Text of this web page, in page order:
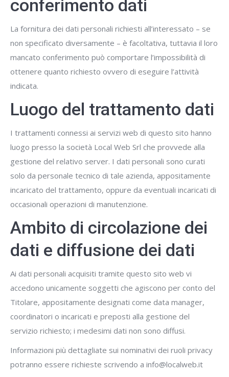
conferimento dati
La fornitura dei dati personali richiesti all’interessato – se
non specificato diversamente – è facoltativa, tuttavia il loro
mancato conferimento può comportare l’impossibilità di
ottenere quanto richiesto ovvero di eseguire l’attività
indicata.
Luogo del trattamento dati
I trattamenti connessi ai servizi web di questo sito hanno
luogo presso la società Local Web Srl che provvede alla
gestione del relativo server. I dati personali sono curati
solo da personale tecnico di tale azienda, appositamente
incaricato del trattamento, oppure da eventuali incaricati di
occasionali operazioni di manutenzione.
Ambito di circolazione dei
dati e diffusione dei dati
Ai dati personali acquisiti tramite questo sito web vi
accedono unicamente soggetti che agiscono per conto del
Titolare, appositamente designati come data manager,
coordinatori o incaricati e preposti alla gestione del
servizio richiesto; i medesimi dati non sono diffusi.
Informazioni più dettagliate sui nominativi dei ruoli privacy
potranno essere richieste scrivendo a info@localweb.it